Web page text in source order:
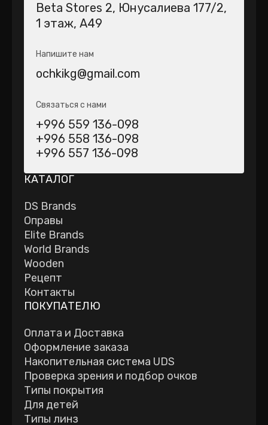
Beta Stores 2​, Юнусалиева 177/2,
1 этаж, А49
Напишите нам
ochkikg@gmail.com
Связаться с нами
+996 559 136-098
+996 558 136-098
+996 557 136-098
КАТАЛОГ
DS Brands
Оправы
Elite Brands
World Brands
Wooden
Рецепт
Контакты
ПОКУПАТЕЛЮ
Оплата и Доставка
Оформление заказа
Накопительная система UDS
Проверка зрения и подбор очков
Типы покрытия
Для детей
Типы линз